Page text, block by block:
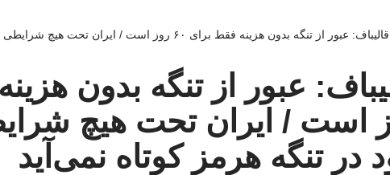
قالیباف: عبور از تنگه بدون هزینه فقط برای ۶۰ روز است / ایران تحت هیچ شرایطی از حقوق خود در تنگه هرمز کوتاه نمی‌آید
است / ایران تحت هیچ
در تنگه هرمز کوتاه نمی‌آید